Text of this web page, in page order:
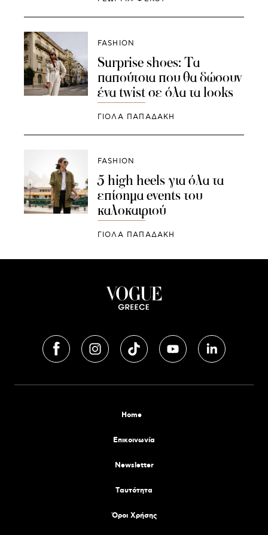
FASHION
Surprise shoes: Τα
παπούτσια που θα δώσουν
ένα twist σε όλα τα looks
ΓΙΌΛΑ ΠΑΠΑΔΆΚΗ
FASHION
5 high heels για όλα τα
επίσημα events του
καλοκαιριού
ΓΙΌΛΑ ΠΑΠΑΔΆΚΗ
Home
Επικοινωνία
Newsletter
Tαυτότητα
Όροι Χρήσης